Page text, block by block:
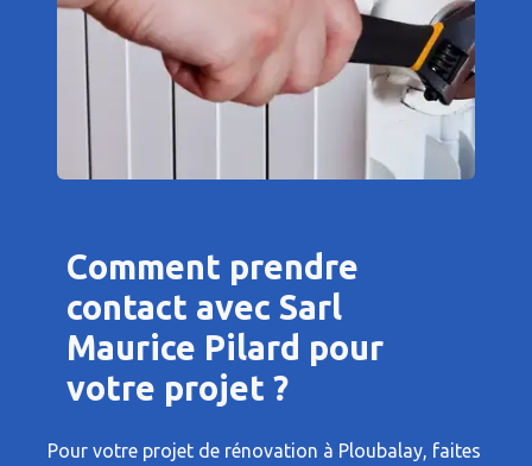
Comment prendre
contact avec Sarl
Maurice Pilard pour
votre projet ?
Pour votre projet de rénovation à Ploubalay, faites